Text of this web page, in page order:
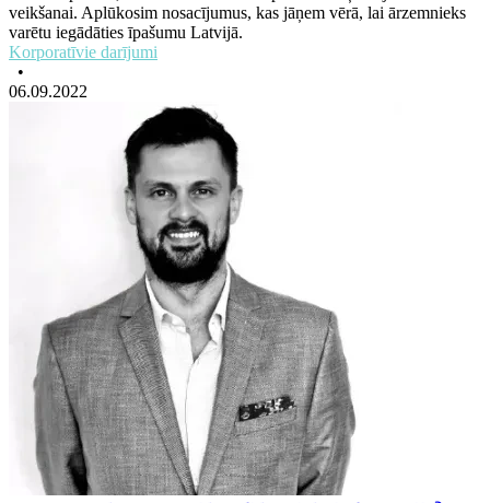
veikšanai. Aplūkosim nosacījumus, kas jāņem vērā, lai ārzemnieks
varētu iegādāties īpašumu Latvijā.
Korporatīvie darījumi
•
06.09.2022